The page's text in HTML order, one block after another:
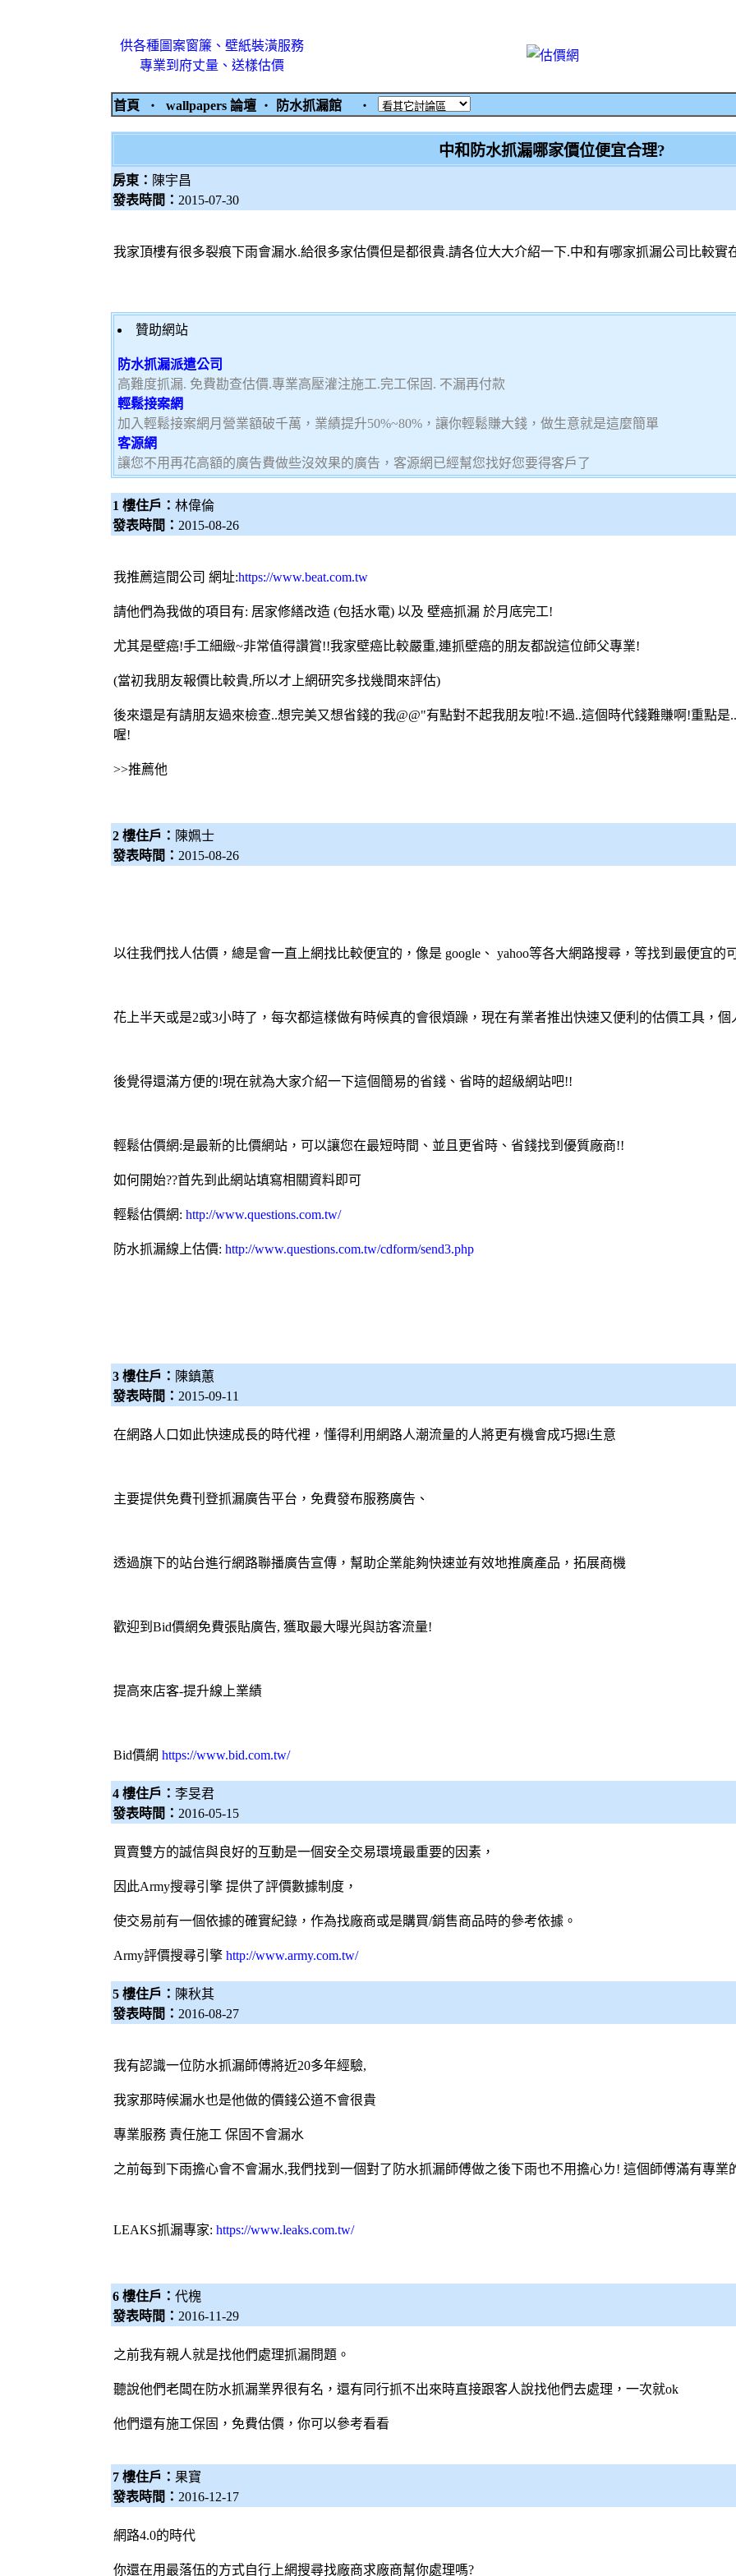
供各種圖案窗簾、壁紙裝潢服務
專業到府丈量、送樣估價
首頁 ‧ wallpapers 論壇 ‧ 防水抓漏館 ‧
中和防水抓漏哪家價位便宜合理?
房東： 陳宇昌
發表時間： 2015-07-30
我家頂樓有很多裂痕下雨會漏水.給很多家估價但是都很貴.請各位大大介紹一下.中和有哪家抓漏公司比較實
贊助網站
防水抓漏派遣公司
高難度抓漏. 免費勘查估價.專業高壓灌注施工.完工保固. 不漏再付款
輕鬆接案網
加入輕鬆接案網月營業額破千萬，業績提升50%~80%，讓你輕鬆賺大錢，做生意就是這麼簡單
客源網
讓您不用再花高額的廣告費做些沒效果的廣告，客源網已經幫您找好您要得客戶了
1 樓住戶： 林偉倫
發表時間： 2015-08-26
我推薦這間公司 網址:https://www.beat.com.tw
請他們為我做的項目有: 居家修繕改造 (包括水電) 以及 壁癌抓漏 於月底完工!
尤其是壁癌!手工細緻~非常值得讚賞!!我家壁癌比較嚴重,連抓壁癌的朋友都說這位師父專業!
(當初我朋友報價比較貴,所以才上網研究多找幾間來評估)
後來還是有請朋友過來檢查..想完美又想省錢的我@@"有點對不起我朋友啦!不過..這個時代錢難賺啊!重點
喔!
>>推薦他
2 樓住戶： 陳姵士
發表時間： 2015-08-26
以往我們找人估價，總是會一直上網找比較便宜的，像是 google、 yahoo等各大網路搜尋，等找到最便宜的
花上半天或是2或3小時了，每次都這樣做有時候真的會很煩躁，現在有業者推出快速又便利的估價工具，個
後覺得還滿方便的!現在就為大家介紹一下這個簡易的省錢、省時的超級網站吧!!
輕鬆估價網:是最新的比價網站，可以讓您在最短時間、並且更省時、省錢找到優質廠商!!
如何開始??首先到此網站填寫相關資料即可
輕鬆估價網: http://www.questions.com.tw/
防水抓漏線上估價: http://www.questions.com.tw/cdform/send3.php
3 樓住戶： 陳鎮蕙
發表時間： 2015-09-11
在網路人口如此快速成長的時代裡，懂得利用網路人潮流量的人將更有機會成巧摁i生意
主要提供免費刊登抓漏廣告平台，免費發布服務廣告、
透過旗下的站台進行網路聯播廣告宣傳，幫助企業能夠快速並有效地推廣產品，拓展商機
歡迎到 Bid價網免費張貼廣告, 獲取最大曝光與訪客流量!
提高來店客-提升線上業績
Bid價網 https://www.bid.com.tw/
4 樓住戶： 李旻君
發表時間： 2016-05-15
買賣雙方的誠信與良好的互動是一個安全交易環境最重要的因素，
因此Army搜尋引擎提供了評價數據制度，
使交易前有一個依據的確實紀錄，作為找廠商或是購買/銷售商品時的參考依據。
Army評價搜尋引擎 http://www.army.com.tw/
5 樓住戶： 陳秋其
發表時間： 2016-08-27
我有認識一位防水抓漏師傅將近20多年經驗,
我家那時候漏水也是他做的價錢公道不會很貴
專業服務 責任施工 保固不會漏水
之前每到下雨擔心會不會漏水,我們找到一個對了防水抓漏師傅做之後下雨也不用擔心ㄌ! 這個師傅滿有專業
LEAKS抓漏專家: https://www.leaks.com.tw/
6 樓住戶： 代槐
發表時間： 2016-11-29
之前我有親人就是找他們處理抓漏問題。
聽說他們老闆在防水抓漏業界很有名，還有同行抓不出來時直接跟客人說找他們去處理，一次就ok
他們還有施工保固，免費估價，你可以參考看看
7 樓住戶： 果寶
發表時間： 2016-12-17
網路4.0的時代
你還在用最落伍的方式自行上網搜尋找廠商求廠商幫你處理嗎?